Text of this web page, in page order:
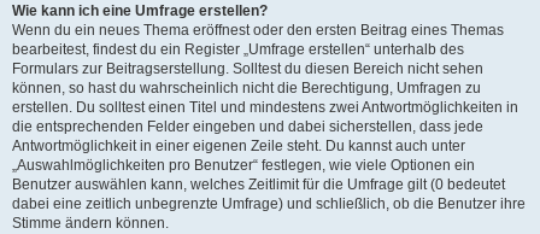
Wie kann ich eine Umfrage erstellen?
Wenn du ein neues Thema eröffnest oder den ersten Beitrag eines Themas
bearbeitest, findest du ein Register „Umfrage erstellen“ unterhalb des
Formulars zur Beitragserstellung. Solltest du diesen Bereich nicht sehen
können, so hast du wahrscheinlich nicht die Berechtigung, Umfragen zu
erstellen. Du solltest einen Titel und mindestens zwei Antwortmöglichkeiten in
die entsprechenden Felder eingeben und dabei sicherstellen, dass jede
Antwortmöglichkeit in einer eigenen Zeile steht. Du kannst auch unter
„Auswahlmöglichkeiten pro Benutzer“ festlegen, wie viele Optionen ein
Benutzer auswählen kann, welches Zeitlimit für die Umfrage gilt (0 bedeutet
dabei eine zeitlich unbegrenzte Umfrage) und schließlich, ob die Benutzer ihre
Stimme ändern können.